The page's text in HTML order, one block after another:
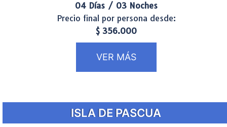
04 Días / 03 Noches
Precio final por persona desde:
$ 356.000
VER MÁS
ISLA DE PASCUA